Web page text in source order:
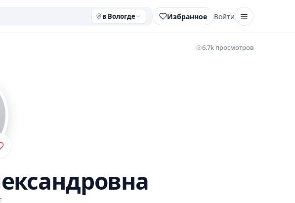
в Вологде Избранное Войти
6.7k просмотров